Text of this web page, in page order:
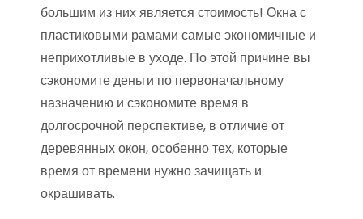
большим из них является стоимость! Окна с
пластиковыми рамами самые экономичные и
неприхотливые в уходе. По этой причине вы
сэкономите деньги по первоначальному
назначению и сэкономите время в
долгосрочной перспективе, в отличие от
деревянных окон, особенно тех, которые
время от времени нужно зачищать и
окрашивать.